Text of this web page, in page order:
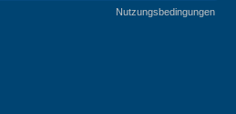
Nutzungsbedingungen